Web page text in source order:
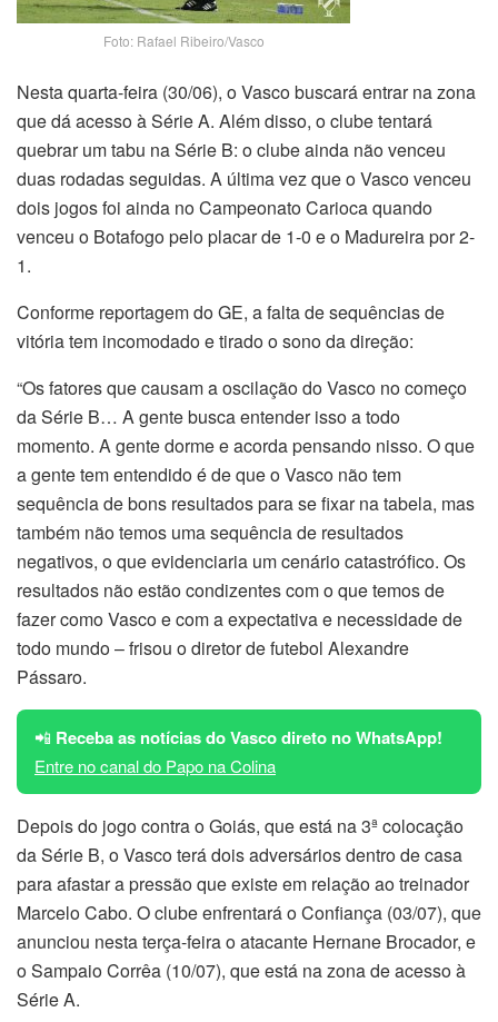
Foto: Rafael Ribeiro/Vasco
Nesta quarta-feira (30/06), o Vasco buscará entrar na zona
que dá acesso à Série A. Além disso, o clube tentará
quebrar um tabu na Série B: o clube ainda não venceu
duas rodadas seguidas. A última vez que o Vasco venceu
dois jogos foi ainda no Campeonato Carioca quando
venceu o Botafogo pelo placar de 1-0 e o Madureira por 2-
1.
Conforme reportagem do GE, a falta de sequências de
vitória tem incomodado e tirado o sono da direção:
“Os fatores que causam a oscilação do Vasco no começo
da Série B… A gente busca entender isso a todo
momento. A gente dorme e acorda pensando nisso. O que
a gente tem entendido é de que o Vasco não tem
sequência de bons resultados para se fixar na tabela, mas
também não temos uma sequência de resultados
negativos, o que evidenciaria um cenário catastrófico. Os
resultados não estão condizentes com o que temos de
fazer como Vasco e com a expectativa e necessidade de
todo mundo – frisou o diretor de futebol Alexandre
Pássaro.
📲 Receba as notícias do Vasco direto no WhatsApp!
Entre no canal do Papo na Colina
Depois do jogo contra o Goiás, que está na 3ª colocação
da Série B, o Vasco terá dois adversários dentro de casa
para afastar a pressão que existe em relação ao treinador
Marcelo Cabo. O clube enfrentará o Confiança (03/07), que
anunciou nesta terça-feira o atacante Hernane Brocador, e
o Sampaio Corrêa (10/07), que está na zona de acesso à
Série A.